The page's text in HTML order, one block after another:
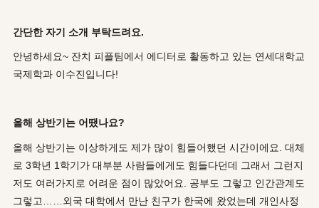
간단한 자기 소개 부탁드려요.
안녕하세요~ 잔치 피플팀에서 에디터로 활동하고 있는 연세대학교
국제학과 이수진입니다!
올해 상반기는 어땠나요?
올해 상반기는 이상하게도 제가 많이 힘들어했던 시간이에요. 대체
로 3학년 1학기가 대부분 사람들에게도 힘들다던데 그래서 그런지
저도 여러가지로 어려운 점이 많았어요. 공부도 그렇고 인간관계도
그렇고……외국 대학에서 만난 친구가 한국에 왔었는데 개인사정